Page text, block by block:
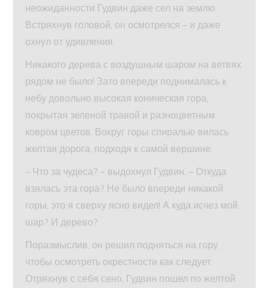
неожиданности Гудвин даже сел на землю.
Встряхнув головой, он осмотрелся – и даже
охнул от удивления.
Никакого дерева с воздушным шаром на ветвях
рядом не было! Зато впереди поднималась к
небу довольно высокая коническая гора,
покрытая зеленой травой и разноцветным
ковром цветов. Вокруг горы спиралью вилась
желтая дорога, подходя к самой вершине.
– Что за чудеса? – выдохнул Гудвин. – Откуда
взялась эта гора? Не было впереди никакой
горы, это я сверху ясно видел! А куда исчез мой
шар? И дерево?
Поразмыслив, он решил подняться на гору,
чтобы осмотреть окрестности как следует.
Отряхнув с себя сено, Гудвин пошел по желтой